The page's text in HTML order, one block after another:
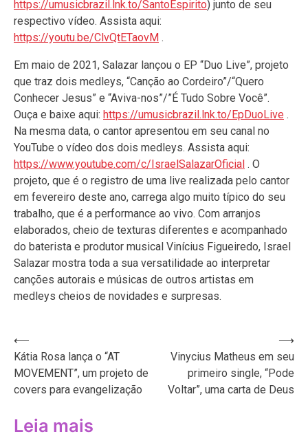
https://umusicbrazil.lnk.to/SantoEspirito) junto de seu
respectivo vídeo. Assista aqui:
https://youtu.be/ClvQtETaovM .
Em maio de 2021, Salazar lançou o EP “Duo Live”, projeto
que traz dois medleys, “Canção ao Cordeiro”/“Quero
Conhecer Jesus” e “Aviva-nos”/”É Tudo Sobre Você”.
Ouça e baixe aqui: https://umusicbrazil.lnk.to/EpDuoLive .
Na mesma data, o cantor apresentou em seu canal no
YouTube o vídeo dos dois medleys. Assista aqui:
https://www.youtube.com/c/IsraelSalazarOficial . O
projeto, que é o registro de uma live realizada pelo cantor
em fevereiro deste ano, carrega algo muito típico do seu
trabalho, que é a performance ao vivo. Com arranjos
elaborados, cheio de texturas diferentes e acompanhado
do baterista e produtor musical Vinícius Figueiredo, Israel
Salazar mostra toda a sua versatilidade ao interpretar
canções autorais e músicas de outros artistas em
medleys cheios de novidades e surpresas.
Navegação
de
Post
⟵
Kátia Rosa lança o “AT
MOVEMENT”, um projeto de
covers para evangelização
Vinycius Matheus em seu
primeiro single, “Pode
Voltar”, uma carta de Deus
⟶
Leia mais